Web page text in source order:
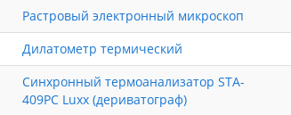
Растровый электронный микроскоп
Дилатометр термический
Синхронный термоанализатор STA-
409PC Luxx (дериватограф)